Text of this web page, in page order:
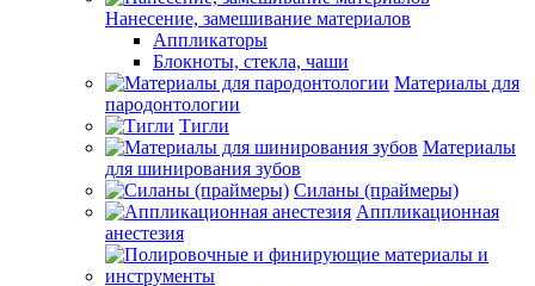
Нанесение, замешивание материалов
Аппликаторы
Блокноты, стекла, чаши
Материалы для
пародонтологии
Тигли
Материалы
для шинирования зубов
Силаны (праймеры)
Аппликационная
анестезия